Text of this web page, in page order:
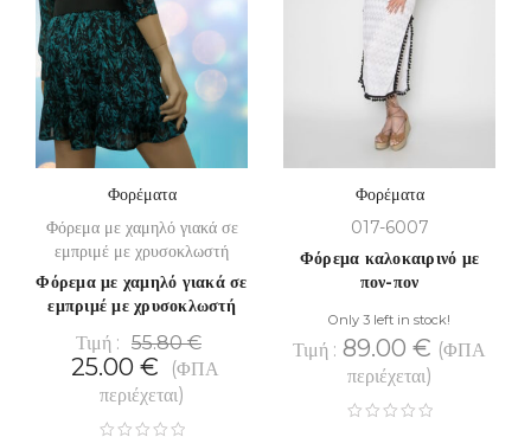
Φορέματα
Φόρεμα με χαμηλό γιακά σε
εμπριμέ με χρυσοκλωστή
Φόρεμα με χαμηλό γιακά σε
εμπριμέ με χρυσοκλωστή
Τιμή : 55.80€
25.00 €
(ΦΠΑ
περιέχεται)
Φορέματα
017-6007
Φόρεμα καλοκαιρινό με
πον-πον
Only 3 left in stock!
Τιμή : 89.00 € (ΦΠΑ
περιέχεται)